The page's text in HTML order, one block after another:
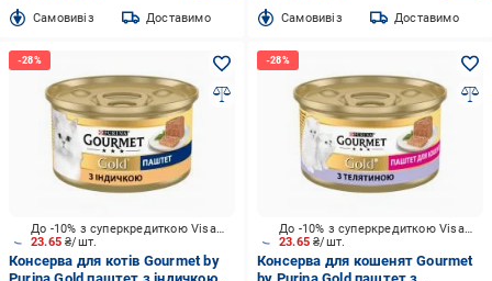
Cамовивіз Доставимо Cамовивіз Доставимо
23.65₴/шт.
До -10% з суперкредиткою Visa Вигода
Консерва для котів Gourmet by
23.65₴/шт.
До -10% з суперкредиткою Visa Вигода
Консерва для кошенят Gourmet